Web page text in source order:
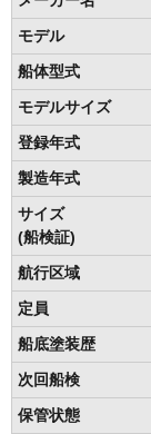
モデル
船体型式
モデルサイズ
登録年式
製造年式
サイズ
(船検証)
航行区域
定員
船底塗装歴
次回船検
保管状態